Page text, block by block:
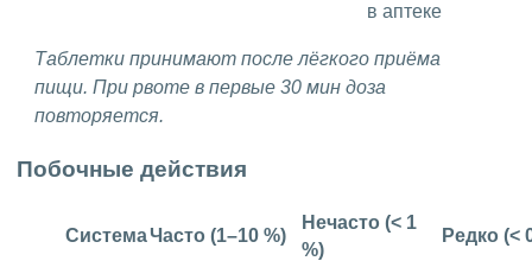
в аптеке
Таблетки принимают после лёгкого приёма
пищи. При рвоте в первые 30 мин доза
повторяется.
Побочные действия
СистемаЧасто (1–10 %)
Нечасто (< 1
%)
Редко (<